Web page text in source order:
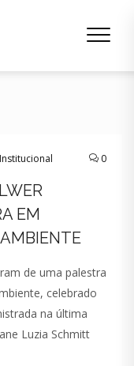
Institucional 0
EM
de uma palestra
celebrado
na última
Luzia Schmitt